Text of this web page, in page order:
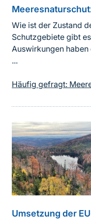
Wie ist der Zustand
Schutzgebiete gibt
Auswirkungen
...
Häufig gefragt:
Umsetzung der